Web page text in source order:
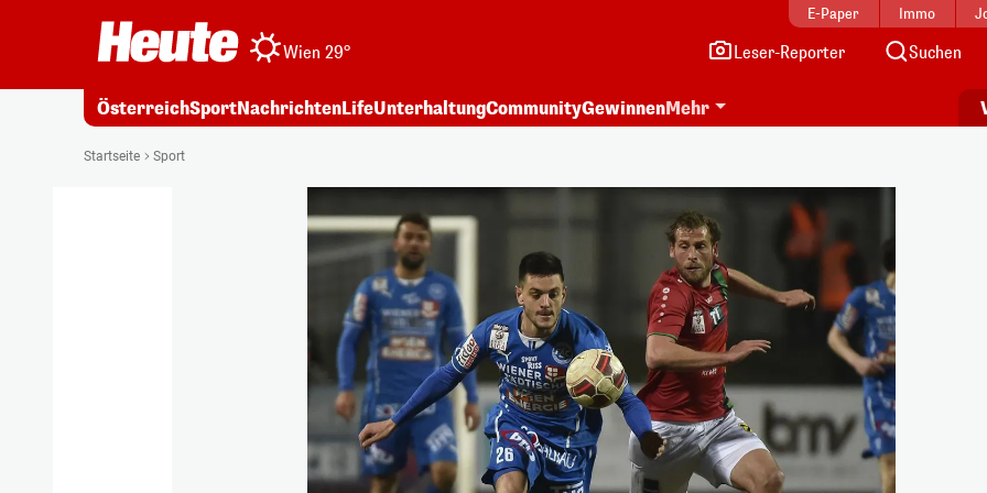
E-Paper Immo
Wien 29° Leser-Reporter Suchen
ÖsterreichSportNachrichtenLifeUnterhaltungCommunityGewinnenMehr
Startseite Sport